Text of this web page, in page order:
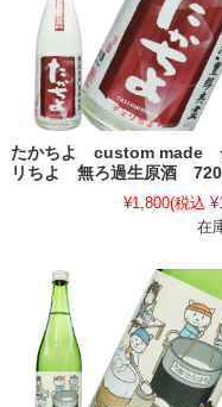
たかちよ custom made
リちよ 無ろ過生原酒
¥1,800(税込
在